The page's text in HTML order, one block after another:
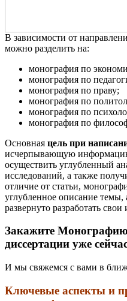
В зависимости от
можно разделить на:
монография по
монография по
монография по праву;
монография по
монография по
монография по
Основная цель при
исчерпывающую
осуществить углубленный
исследований, а также
отличие от статьи,
углубленное описание темы,
развернуто разработать
Закажите
диссертации уже
И мы свяжемся с вами в
Ключевые аспекты и